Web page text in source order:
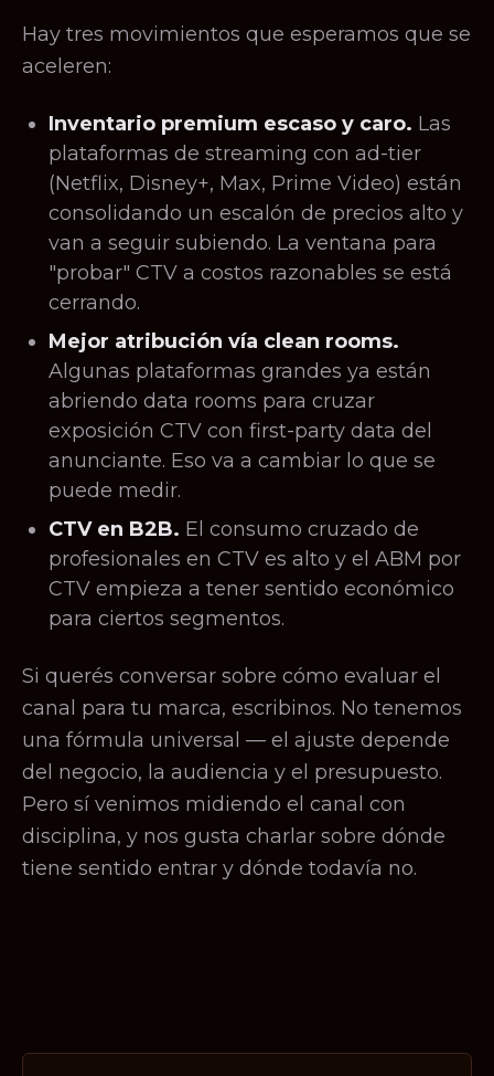
Hay tres movimientos que esperamos que se
aceleren:
Inventario premium escaso y caro. Las
plataformas de streaming con ad-tier
(Netflix, Disney+, Max, Prime Video) están
consolidando un escalón de precios alto y
van a seguir subiendo. La ventana para
"probar" CTV a costos razonables se está
cerrando.
Mejor atribución vía clean rooms.
Algunas plataformas grandes ya están
abriendo data rooms para cruzar
exposición CTV con first-party data del
anunciante. Eso va a cambiar lo que se
puede medir.
CTV en B2B. El consumo cruzado de
profesionales en CTV es alto y el ABM por
CTV empieza a tener sentido económico
para ciertos segmentos.
Si querés conversar sobre cómo evaluar el
canal para tu marca, escribinos. No tenemos
una fórmula universal — el ajuste depende
del negocio, la audiencia y el presupuesto.
Pero sí venimos midiendo el canal con
disciplina, y nos gusta charlar sobre dónde
tiene sentido entrar y dónde todavía no.